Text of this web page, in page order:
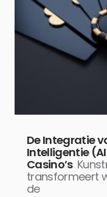
De Integratie
Intelligentie
Casino’s
transformeert
de